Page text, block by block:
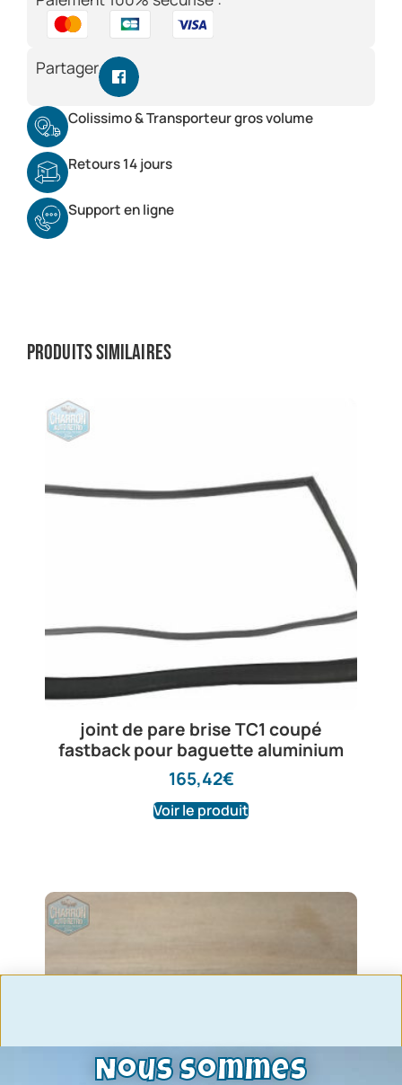
Partager
Colissimo & Transporteur gros volume
Retours 14 jours
Support en ligne
Produits similaires
joint de pare brise TC1 coupé
fastback pour baguette aluminium
165,42€
Voir le produit
Nous sommes